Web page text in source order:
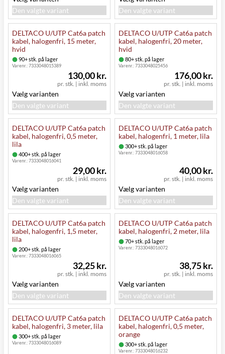
Den valgte variant
Den valgte variant
DELTACO U/UTP Cat6a patch
kabel, halogenfri, 15 meter,
hvid
90+ stk. på lager
Varenr.:7333048015389
pr. stk. | inkl. moms
130,00 kr.
Vælg varianten
Den valgte variant
DELTACO U/UTP Cat6a patch
kabel, halogenfri, 20 meter,
hvid
80+ stk. på lager
Varenr.:7333048025456
pr. stk. | inkl. moms
176,00 kr.
Vælg varianten
Den valgte variant
DELTACO U/UTP Cat6a patch
kabel, halogenfri, 0,5 meter,
lila
400+ stk. på lager
Varenr.:7333048016041
pr. stk. | inkl. moms
29,00 kr.
Vælg varianten
Den valgte variant
DELTACO U/UTP Cat6a patch
kabel, halogenfri, 1 meter, lila
300+ stk. på lager
Varenr.:7333048016058
pr. stk. | inkl. moms
40,00 kr.
Vælg varianten
Den valgte variant
DELTACO U/UTP Cat6a patch
kabel, halogenfri, 1,5 meter,
lila
200+ stk. på lager
Varenr.:7333048016065
pr. stk. | inkl. moms
32,25 kr.
Vælg varianten
Den valgte variant
DELTACO U/UTP Cat6a patch
kabel, halogenfri, 2 meter, lila
70+ stk. på lager
Varenr.:7333048016072
pr. stk. | inkl. moms
38,75 kr.
Vælg varianten
Den valgte variant
DELTACO U/UTP Cat6a patch
kabel, halogenfri, 3 meter, lila
300+ stk. på lager
Varenr.:7333048016089
DELTACO U/UTP Cat6a patch
kabel, halogenfri, 0,5 meter,
orange
300+ stk. på lager
Varenr.:7333048016232